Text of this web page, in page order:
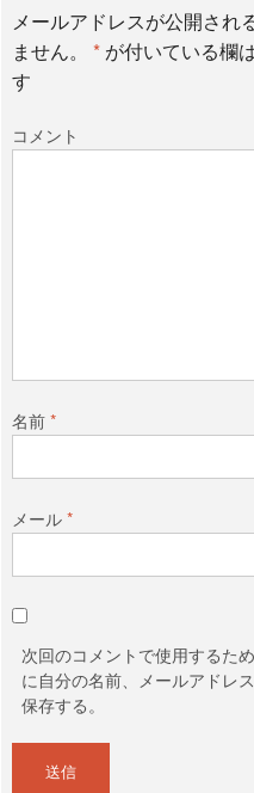
メールアドレスが公開され
ません。
* が付いている欄
す
コメント
名前*
メール*
次回のコメントで使用するた
に自分の名前、メールアドレ
保存する。